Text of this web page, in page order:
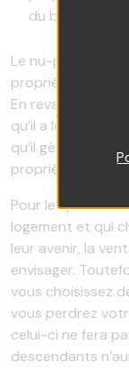
du bien en
Le nu-
propriétaire du
En revanche,
qu’il a le droit
qu’il génère. En
propriété, tandis
Pour les
logement et qui
leur avenir, la
envisager.
vous choisissez
vous perdrez
celui-ci ne fera
descendants